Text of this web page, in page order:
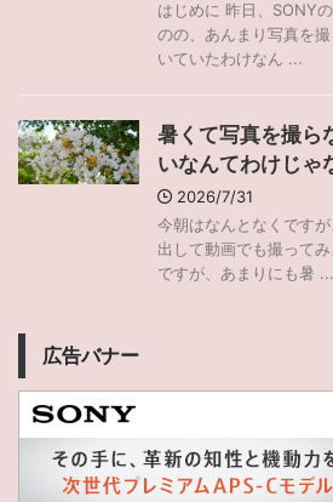
はじめに 昨日、SONY
のの、あんまり写真を
いていたわけなん ...
暑くて写真を撮ら
いなんてわけじゃ
2026/7/31
今朝はなんとなくです
出して動画でも撮って
ですが、あまりにも暑 ...
広告バナー